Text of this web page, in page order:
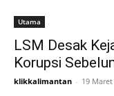
Utama
LSM Desak
Korupsi
klikkalimantan - 19